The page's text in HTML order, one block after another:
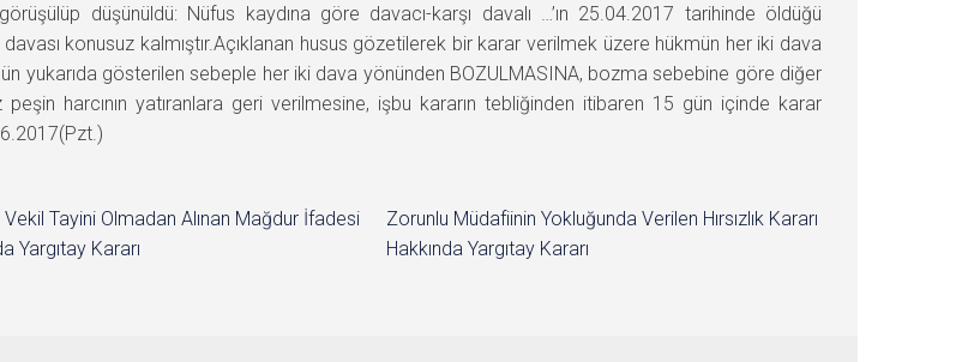
düşünüldü: Nüfus kaydına göre davacı-karşı davalı …’ın 25.04.2017 tarihinde öldüğü
konusuz kalmıştır.Açıklanan husus gözetilerek bir karar verilmek üzere hükmün her iki dava
yukarıda gösterilen sebeple her iki dava yönünden BOZULMASINA, bozma sebebine göre diğer
harcının yatıranlara geri verilmesine, işbu kararın tebliğinden itibaren 15 gün içinde karar
Tayini Olmadan Alınan Mağdur İfadesi
Yargıtay Kararı
Zorunlu Müdafiinin Yokluğunda Verilen Hırsızlık Kararı
Hakkında Yargıtay Kararı